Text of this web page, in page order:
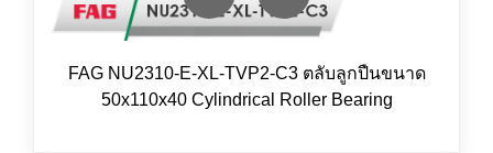
FAG NU2310-E-XL-TVP2-C3 ตลับลูกปืนขนาด
50x110x40 Cylindrical Roller Bearing